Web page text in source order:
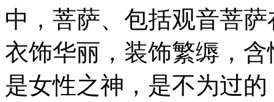
中，菩萨、包括观音菩
衣饰华丽，装饰繁缛，
是女性之神，是不为过